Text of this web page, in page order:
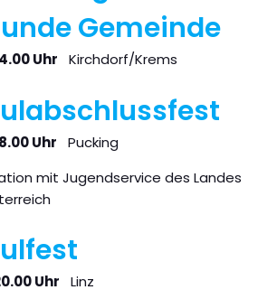
Gemeinde
Uhr Kirchdorf/Krems
Uhr
Pucking
mit Jugendservice des Landes
Uhr Linz